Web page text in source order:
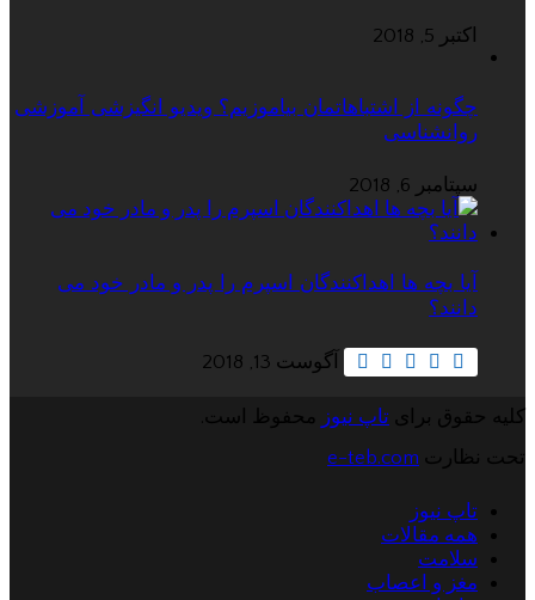
اکتبر 5, 2018
چگونه از اشتباهاتمان بیاموزیم؟ ویدیو انگیزشی آموزشی
روانشناسی
سپتامبر 6, 2018
آیا بچه ها اهداکنندگان اسپرم را پدر و مادر خود می
دانند؟
آگوست 13, 2018
کلیه حقوق برای تاپ نیوز
محفوظ است.
تحت نظارت e-teb.com
تاپ نیوز
همه مقالات
سلامت
مغز و اعصاب